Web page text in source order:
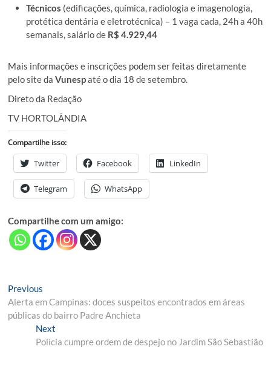
Técnicos (edificações, química, radiologia e imagenologia,
protética dentária e eletrotécnica) – 1 vaga cada, 24h a 40h
semanais, salário de R$ 4.929,44
Mais informações e inscrições podem ser feitas diretamente
pelo site daVunespaté o dia 18 de setembro.
Direto da Redação
TV HORTOLÂNDIA
Compartilhe isso:
Twitter Facebook LinkedIn
Telegram WhatsApp
Compartilhe com um amigo:
Navegação
de
Post
Previous
post:
Alerta em Campinas: doces suspeitos encontrados em áreas
públicas do bairro Padre Anchieta
NextNext
post:
Polícia cumpre ordem de despejo no Jardim São Sebastião